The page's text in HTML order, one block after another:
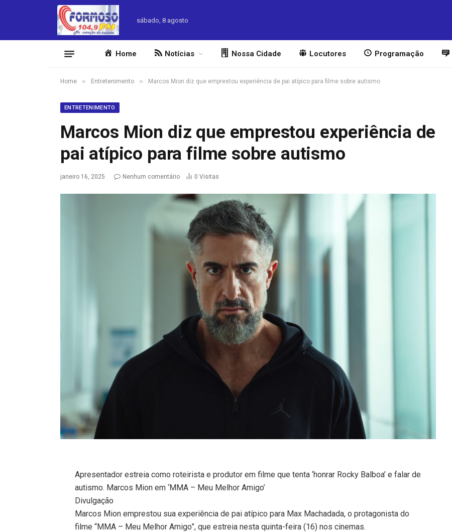
sábado, 8 agosto
Home Notícias Nossa Cidade Locutores Programação
Home » Entretenimento » Marcos Mion diz que emprestou experiência de pai atípico para filme sobre autismo
ENTRETENIMENTO
Marcos Mion diz que emprestou experiência de
pai atípico para filme sobre autismo
janeiro 16, 2025 Nenhum comentário 0 Visitas
Apresentador estreia como roteirista e produtor em filme que tenta ‘honrar Rocky Balboa’ e falar de
autismo. Marcos Mion em ‘MMA – Meu Melhor Amigo’
Divulgação
Marcos Mion emprestou sua experiência de pai atípico para Max Machadada, o protagonista do
filme “MMA – Meu Melhor Amigo”, que estreia nesta quinta-feira (16) nos cinemas.